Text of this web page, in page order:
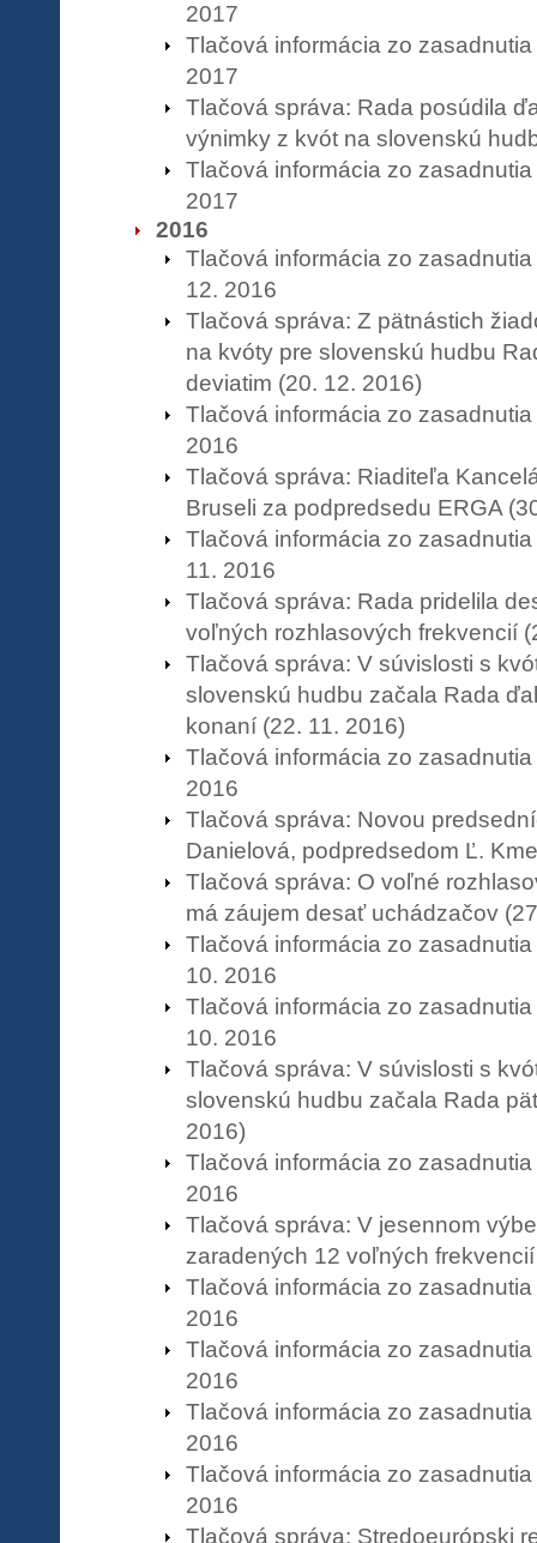
2017
Tlačová informácia zo
2017
Tlačová správa: Rada posúdila
výnimky z kvót na slovenskú
Tlačová informácia zo
2017
2016
Tlačová informácia zo
12. 2016
Tlačová správa: Z pätnástich
na kvóty pre slovenskú hudbu
deviatim (20. 12. 2016)
Tlačová informácia zo
2016
Tlačová správa: Riaditeľa
Bruseli za podpredsedu ERGA
Tlačová informácia zo
11. 2016
Tlačová správa: Rada pridelila
voľných rozhlasových frekvencií
Tlačová správa: V súvislosti s
slovenskú hudbu začala Rada
konaní (22. 11. 2016)
Tlačová informácia zo
2016
Tlačová správa: Novou
Danielová, podpredsedom Ľ.
Tlačová správa: O voľné
má záujem desať uchádzačov
Tlačová informácia zo
10. 2016
Tlačová informácia zo
10. 2016
Tlačová správa: V súvislosti s
slovenskú hudbu začala Rada
2016)
Tlačová informácia zo
2016
Tlačová správa: V jesennom
zaradených 12 voľných
Tlačová informácia zo
2016
Tlačová informácia zo
2016
Tlačová informácia zo
2016
Tlačová informácia zo
2016
Tlačová správa: Stredoeurópski